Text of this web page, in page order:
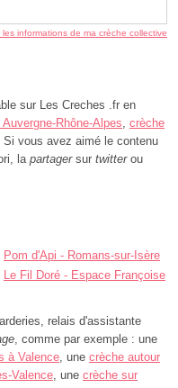
les informations de ma crèche collective
sur Les Creches .fr en
Rhône-Alpes, crèche
Si vous avez aimé le contenu
la partagersur twitterou
Pom d'Api - Romans-sur-Isère
Le Fil Doré - Espace Françoise
relais d'assistante
, comme par exemple : une
à Valence, une crèche autour
Valence, une crèche sur